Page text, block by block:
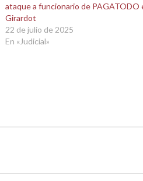
ataque a funcionario de PAGATODO
Girardot
22 de julio de 2025
En «Judicial»